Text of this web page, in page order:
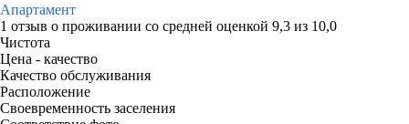
Апартамент
1 отзыв о проживании со средней оценкой 9,3 из 10,0
Чистота
Цена - качество
Качество обслуживания
Расположение
Своевременность заселения